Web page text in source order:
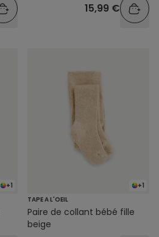
15,99 €
+1
+1
TAPE A L'OEIL
Paire de collant bébé fille
beige